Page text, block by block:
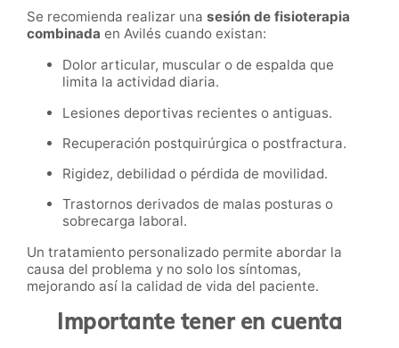
Se recomienda realizar una sesión de fisioterapia
combinada en Avilés cuando existan:
Dolor articular, muscular o de espalda que
limita la actividad diaria.
Lesiones deportivas recientes o antiguas.
Recuperación postquirúrgica o postfractura.
Rigidez, debilidad o pérdida de movilidad.
Trastornos derivados de malas posturas o
sobrecarga laboral.
Un tratamiento personalizado permite abordar la
causa del problema y no solo los síntomas,
mejorando así la calidad de vida del paciente.
Importante tener en cuenta